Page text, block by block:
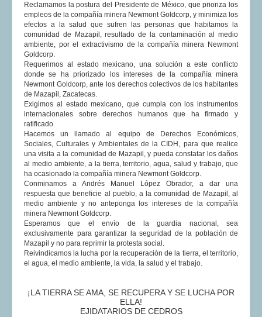
Reclamamos la postura del Presidente de México, que prioriza los
empleos de la compañía minera Newmont Goldcorp, y minimiza los
efectos a la salud que sufren las personas que habitamos la
comunidad de Mazapil, resultado de la contaminación al medio
ambiente, por el extractivismo de la compañía minera Newmont
Goldcorp.
Requerimos al estado mexicano, una solución a este conflicto
donde se ha priorizado los intereses de la compañía minera
Newmont Goldcorp, ante los derechos colectivos de los habitantes
de Mazapil, Zacatecas.
Exigimos al estado mexicano, que cumpla con los instrumentos
internacionales sobre derechos humanos que ha firmado y
ratificado.
Hacemos un llamado al equipo de Derechos Económicos,
Sociales, Culturales y Ambientales de la CIDH, para que realice
una visita a la comunidad de Mazapil, y pueda constatar los daños
al medio ambiente, a la tierra, territorio, agua, salud y trabajo, que
ha ocasionado la compañía minera Newmont Goldcorp.
Conminamos a Andrés Manuel López Obrador, a dar una
respuesta que beneficie al pueblo, a la comunidad de Mazapil, al
medio ambiente y no anteponga los intereses de la compañía
minera Newmont Goldcorp.
Esperamos que el envío de la guardia nacional, sea
exclusivamente para garantizar la seguridad de la población de
Mazapil y no para reprimir la protesta social.
Reivindicamos la lucha por la recuperación de la tierra, el territorio,
el agua, el medio ambiente, la vida, la salud y el trabajo.
¡LA TIERRA SE AMA, SE RECUPERA Y SE LUCHA POR
ELLA!
EJIDATARIOS DE CEDROS